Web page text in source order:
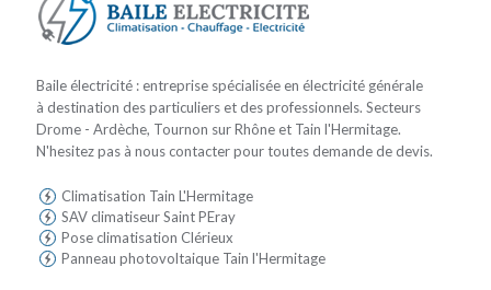
Baile électricité : entreprise spécialisée en électricité générale
à destination des particuliers et des professionnels. Secteurs
Drome - Ardèche, Tournon sur Rhône et Tain l'Hermitage.
N'hesitez pas à nous contacter pour toutes demande de devis.
Climatisation Tain L'Hermitage
SAV climatiseur Saint PEray
Pose climatisation Clérieux
Panneau photovoltaique Tain l'Hermitage